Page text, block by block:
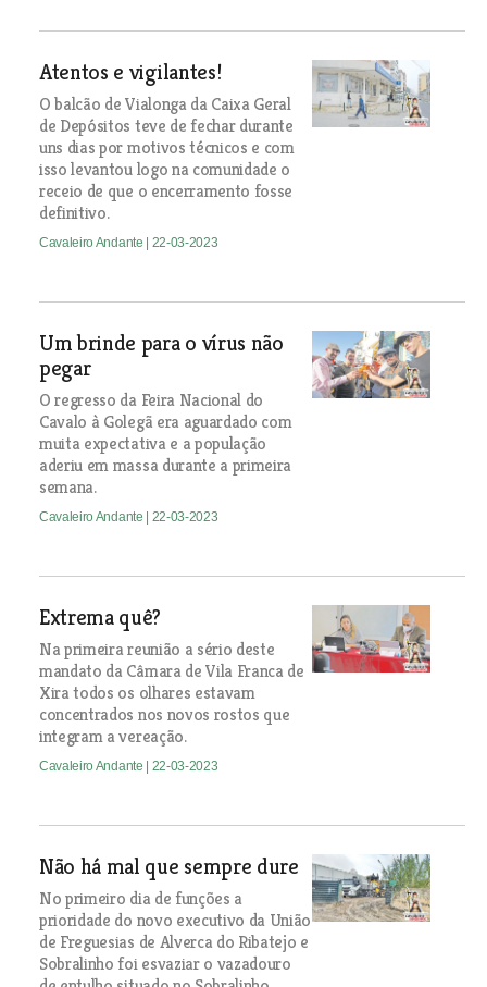
Atentos e vigilantes!
O balcão de Vialonga da Caixa Geral
de Depósitos teve de fechar durante
uns dias por motivos técnicos e com
isso levantou logo na comunidade o
receio de que o encerramento fosse
definitivo.
Cavaleiro Andante | 22-03-2023
Um brinde para o vírus não
pegar
O regresso da Feira Nacional do
Cavalo à Golegã era aguardado com
muita expectativa e a população
aderiu em massa durante a primeira
semana.
Cavaleiro Andante | 22-03-2023
Extrema quê?
Na primeira reunião a sério deste
mandato da Câmara de Vila Franca de
Xira todos os olhares estavam
concentrados nos novos rostos que
integram a vereação.
Cavaleiro Andante | 22-03-2023
Não há mal que sempre dure
No primeiro dia de funções a
prioridade do novo executivo da União
de Freguesias de Alverca do Ribatejo e
Sobralinho foi esvaziar o vazadouro